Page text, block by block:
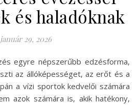
és haladóknak
január 29, 2026
az állóképességet, az erőt és a
a vízi sportok kedvelői számára
azok számára is, akik hatékony,